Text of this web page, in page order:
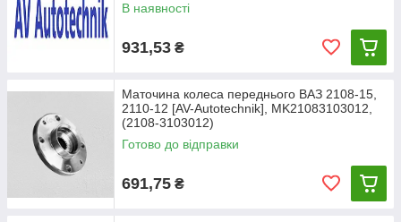
В наявності
931,53 ₴
Маточина колеса переднього ВАЗ 2108-15,
2110-12 [AV-Autotechnik], MK21083103012,
(2108-3103012)
Готово до відправки
691,75 ₴